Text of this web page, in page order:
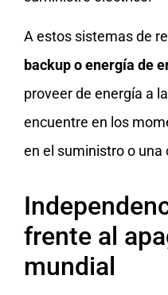
A estos sistemas de
backup o energía de
proveer de energía a
encuentre en los
en el suministro o una
frente al
mundial